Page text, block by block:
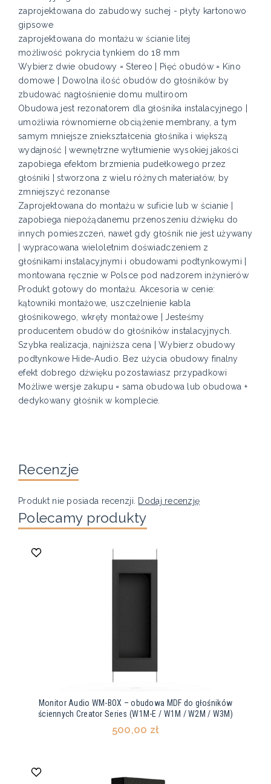
zaprojektowana do zabudowy suchej - płyty kartonowo
gipsowe
zaprojektowana do montażu w ścianie litej
możliwość pokrycia tynkiem do 18 mm
Wybierz dwie obudowy = Stereo | Pięć obudów = Kino
domowe | Dowolna ilość obudów do głośników by
zbudować nagłośnienie domu multiroom
Obudowa jest rezonatorem dla głośnika instalacyjnego |
umożliwia równomierne obciążenie membrany, a tym
samym mniejsze zniekształcenia głośnika i większą
wydajność | wewnętrzne wytłumienie wysokiej jakości
zapobiega efektom brzmienia pudełkowego przez
głośniki | stworzona z wielu różnych materiałów, by
zmniejszyć rezonanse
Zaprojektowana do montażu w suficie lub w ścianie |
zapobiega niepożądanemu przenoszeniu dźwięku do
innych pomieszczeń, nawet gdy głośnik nie jest używany
| wypracowana wieloletnim doświadczeniem z
głośnikami instalacyjnymi i obudowami podtynkowymi |
montowana ręcznie w Polsce pod nadzorem inżynierów
Produkt gotowy do montażu. Akcesoria w cenie:
kątowniki montażowe, uszczelnienie kabla
głośnikowego, wkręty montażowe | Jesteśmy
producentem obudów do głośników instalacyjnych.
Szybka realizacja, najniższa cena | Wybierz obudowy
podtynkowe Hide-Audio. Bez użycia obudowy finalny
efekt dobrego dźwięku pozostawiasz przypadkowi
Możliwe wersje zakupu = sama obudowa lub obudowa +
dedykowany głośnik w komplecie.
Recenzje
Produkt nie posiada recenzji. Dodaj recenzję
Polecamy produkty
Monitor Audio WM-BOX – obudowa MDF do głośników
ściennych Creator Series (W1M-E / W1M / W2M / W3M)
500,00 zł